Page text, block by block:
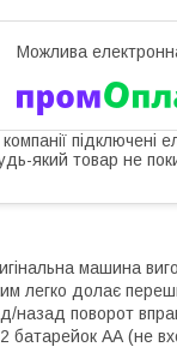
підключені
який товар не
машина
легко долає
назад поворот
батарейок АА (не